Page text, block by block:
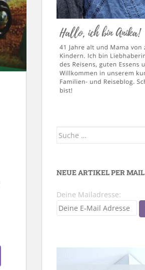
Suche
NEUE ARTIKEL PER MAIL
Deine Mailadresse: